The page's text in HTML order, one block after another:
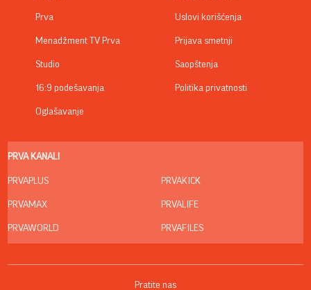
Prva
Menadžment TV Prva
Studio
16:9 podešavanja
Oglašavanje
Uslovi korišćenja
Prijava smetnji
Saopštenja
Politika privatnosti
PRVA KANALI
PRVAPLUS
PRVAMAX
PRVAWORLD
PRVAKICK
PRVALIFE
PRVAFILES
Pratite nas